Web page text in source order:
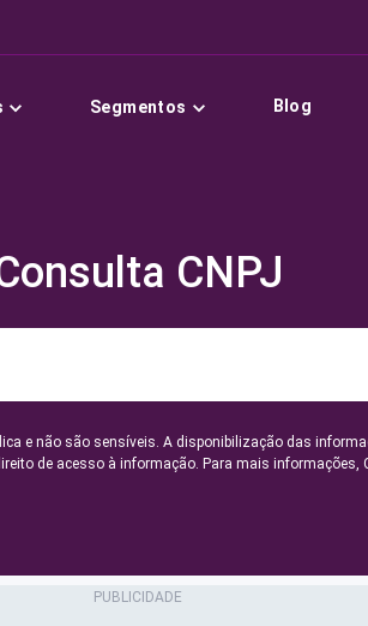
Segmentos Blog
CNPJ
e não são sensíveis. A disponibilização das
de acesso à informação. Para mais informações,